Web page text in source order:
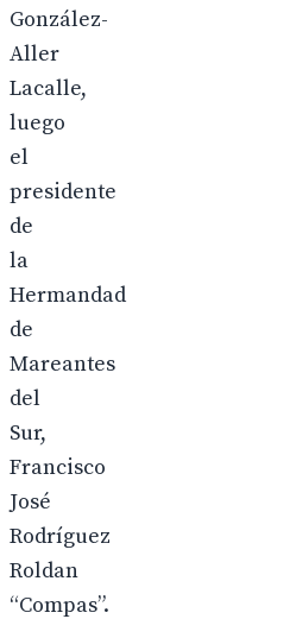
González-
Aller
Lacalle,
luego
el
presidente
de
la
Hermandad
de
Mareantes
del
Sur,
Francisco
José
Rodríguez
Roldan
“Compas”.